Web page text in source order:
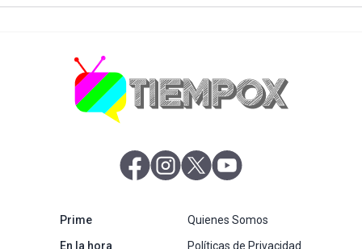
abre en nueva pestaña
abre en nueva pestaña
abre en nueva pestaña
Primeabre en nueva pestaña
En la horaabre en nueva pestaña
Quienes Somos
Políticas de Privacidad